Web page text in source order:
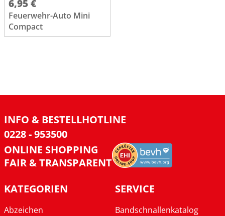
6,95 €
Feuerwehr-Auto Mini
Compact
INFO & BESTELLHOTLINE
0228 - 953500
ONLINE SHOPPING
FAIR & TRANSPARENT
KATEGORIEN
Abzeichen
SERVICE
Bandschnallenkatalog